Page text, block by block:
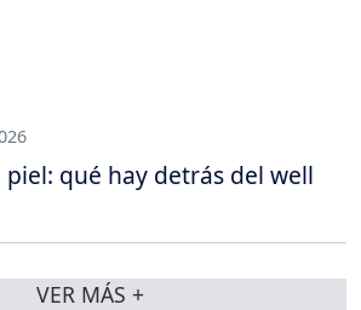
qué hay detrás del well
VER MÁS +